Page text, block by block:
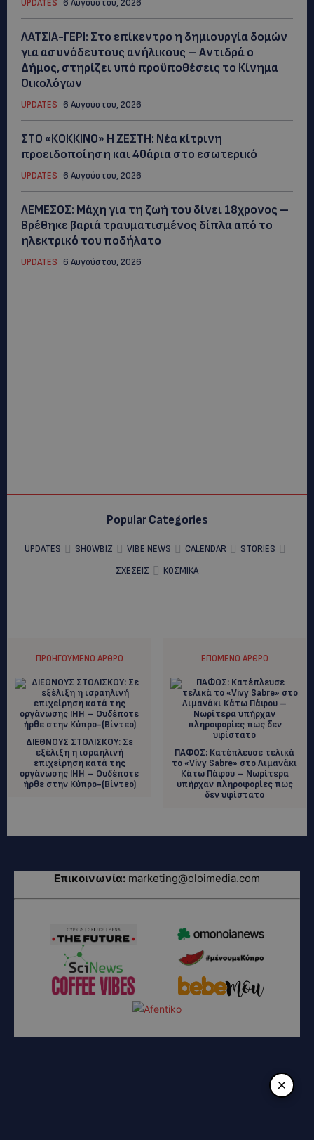
UPDATES 6 Αυγούστου, 2026
ΛΑΤΣΙΑ-ΓΕΡΙ: Στο επίκεντρο η δημιουργία δομών
για ασυνόδευτους ανήλικους – Αντιδρά ο
Δήμος, στηρίζει υπό προϋποθέσεις το Κίνημα
Οικολόγων
UPDATES 6 Αυγούστου, 2026
ΣΤΟ «ΚΟΚΚΙΝΟ» Η ΖΕΣΤΗ: Νέα κίτρινη
προειδοποίηση και 40άρια στο εσωτερικό
UPDATES 6 Αυγούστου, 2026
ΛΕΜΕΣΟΣ: Μάχη για τη ζωή του δίνει 18χρονος –
Βρέθηκε βαριά τραυματισμένος δίπλα από το
ηλεκτρικό του ποδήλατο
UPDATES 6 Αυγούστου, 2026
Popular Categories
UPDATES SHOWBIZ VIBE NEWS CALENDAR
STORIES
ΣΧΕΣΕΙΣ
ΚΟΣΜΙΚΑ
ΠΡΟΗΓΟΎΜΕΝΟ ΆΡΘΡΟ
ΔΙΕΘΝΟΥΣ ΣΤΟΛΙΣΚΟΥ: Σε
εξέλιξη η ισραηλινή
επιχείρηση κατά της
οργάνωσης IHH – Ουδέποτε
ήρθε στην Κύπρο-(Βίντεο)
ΕΠΌΜΕΝΟ ΆΡΘΡΟ
ΠΑΦΟΣ: Κατέπλευσε τελικά
το «Vivy Sabre» στο Λιμανάκι
Κάτω Πάφου – Νωρίτερα
υπήρχαν πληροφορίες πως
δεν υφίστατο
Επικοινωνία: marketing@oloimedia.com